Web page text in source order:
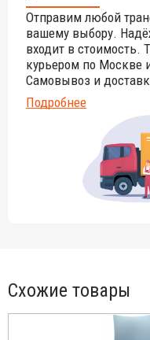
Отправим любой
вашему выбору.
входит в стоимость.
курьером по Москве
Самовывоз и
Подробнее
Схожие товары